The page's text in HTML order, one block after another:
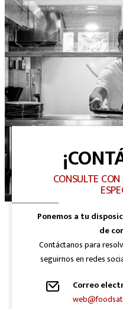
CONSULTE
Ponemos a tu
de
Contáctanos para
seguirnos en redes
Correo